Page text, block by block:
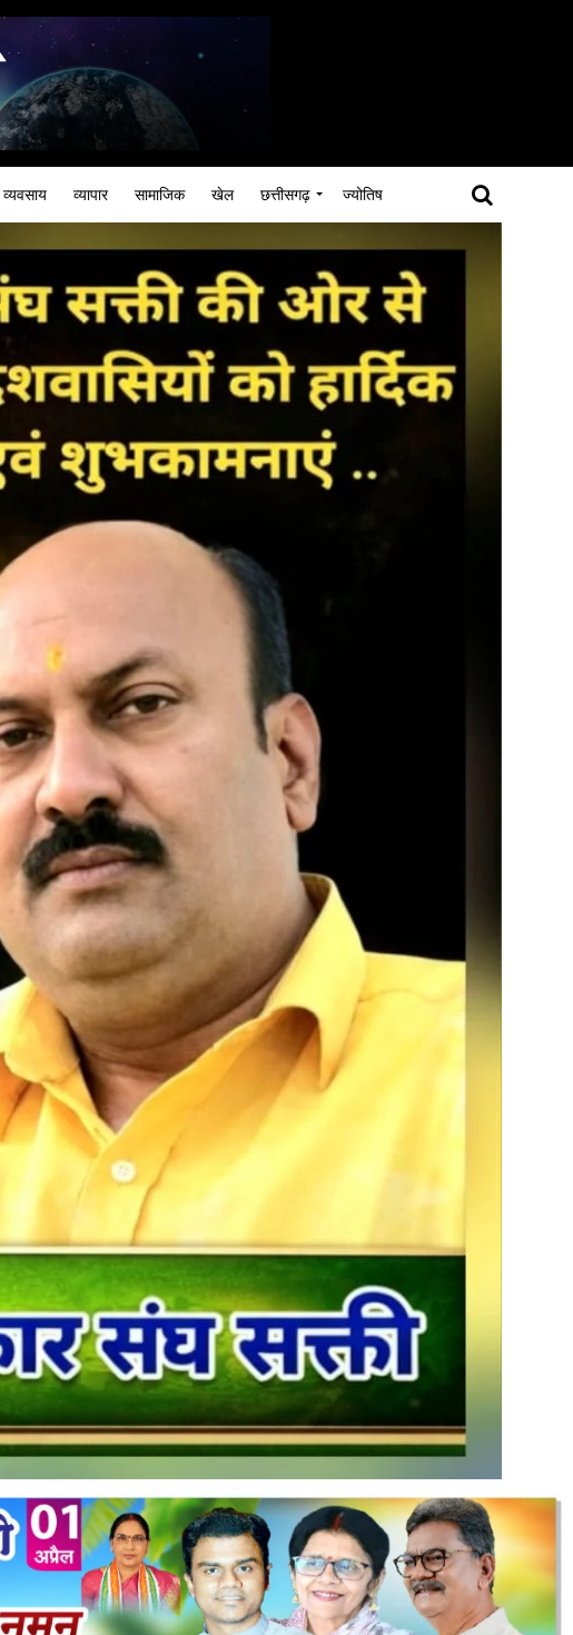
व्यवसाय व्यापार सामाजिक खेल छत्तीसगढ़ ज्योतिष